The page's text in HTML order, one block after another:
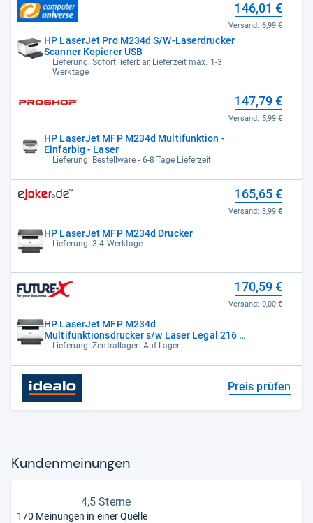
HP LaserJet Pro M234d S/W-Laserdrucker
Scanner Kopierer USB
Lieferung: Sofort lieferbar, Lieferzeit max. 1-3
Werktage
146,01 €
Versand: 6,99 €
HP LaserJet MFP M234d Multifunktion -
Einfarbig - Laser
Lieferung: Bestellware - 6-8 Tage Lieferzeit
147,79 €
Versand: 5,99 €
HP LaserJet MFP M234d Drucker
Lieferung: 3-4 Werktage
165,65 €
Versand: 3,99 €
HP LaserJet MFP M234d
Multifunktionsdrucker s/w Laser Legal 216 x
356 mm
Lieferung: Zentrallager: Auf Lager
170,59 €
Versand: 0,00 €
Preis prüfen
Kun­den­mei­nun­gen
4,5 Sterne
170 Meinungen in einer Quelle